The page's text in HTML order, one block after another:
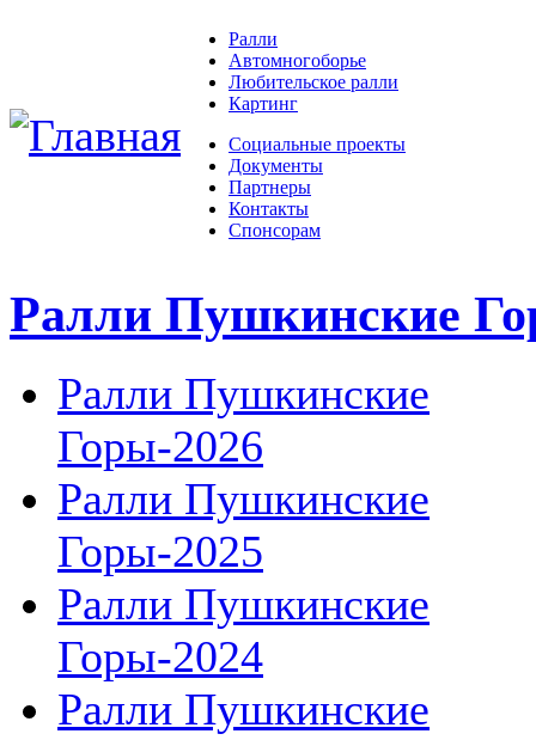
Ралли
Автомногоборье
Любительское ралли
Картинг
Социальные проекты
Документы
Партнеры
Контакты
Спонсорам
Ралли Пушкинские
Ралли Пушкинские
Горы-2026
Ралли Пушкинские
Горы-2025
Ралли Пушкинские
Горы-2024
Ралли Пушкинские